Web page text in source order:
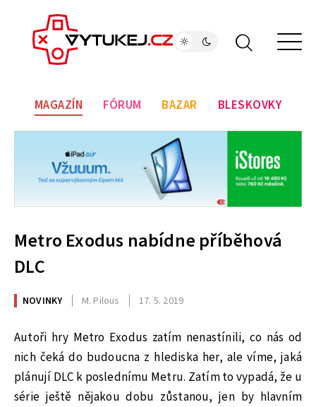
MAGAZÍN FÓRUM BAZAR BLESKOVKY
Metro Exodus nabídne příběhová
DLC
NOVINKY M. Pilous 17. 5. 2019
Autoři hry Metro Exodus zatím nenastínili, co nás od
nich čeká do budoucna z hlediska her, ale víme, jaká
plánují DLC k poslednímu Metru. Zatím to vypadá, že u
série ještě nějakou dobu zůstanou, jen by hlavním